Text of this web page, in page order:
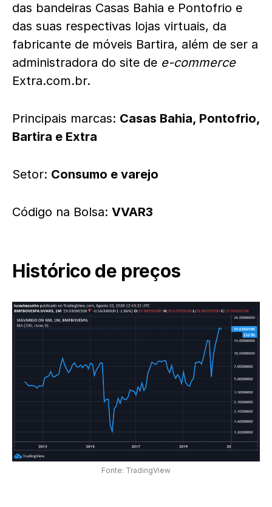
das bandeiras Casas Bahia e Pontofrio e
das suas respectivas lojas virtuais, da
fabricante de móveis Bartira, além de ser a
administradora do site de e-commerce
Extra.com.br.
Principais marcas: Casas Bahia, Pontofrio,
Bartira e Extra
Setor: Consumo e varejo
Código na Bolsa: VVAR3
Histórico de preços
Fonte: TradingView